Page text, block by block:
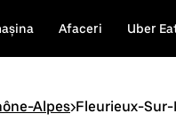
Afaceri Uber
Alpes>Fleurieux-